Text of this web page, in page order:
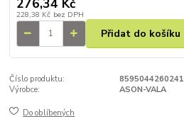
276,34 Kč
228,38 Kč bez DPH
Přidat do košíku
Číslo produktu:
8595044260241
Výrobce:
ASON-VALA
Do oblíbených